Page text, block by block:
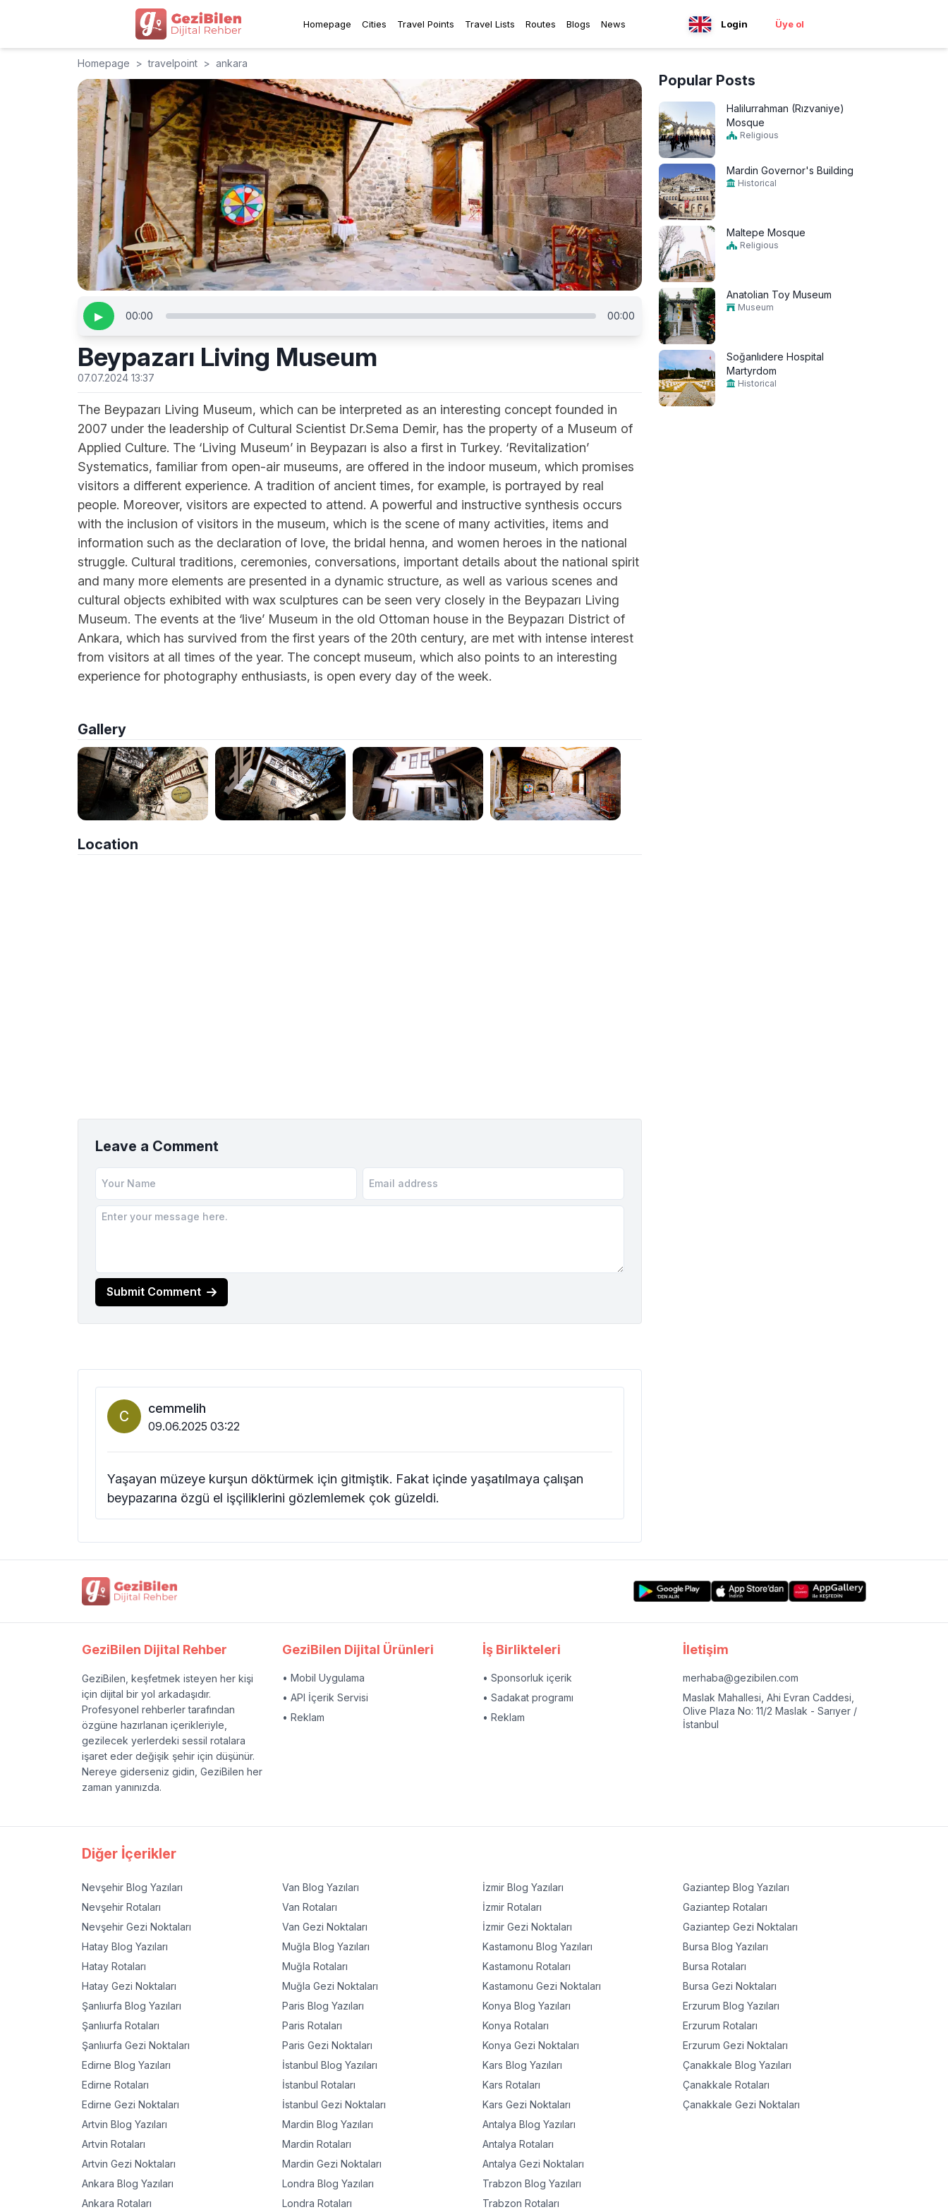
Homepage Cities Travel Points Travel Lists Routes Blogs News Login Üye ol
Homepage > travelpoint > ankara
▶ 00:00 00:00
Beypazarı Living Museum
07.07.2024 13:37
The Beypazarı Living Museum, which can be interpreted as an interesting concept founded in
2007 under the leadership of Cultural Scientist Dr.Sema Demir, has the property of a Museum of
Applied Culture. The ‘Living Museum’ in Beypazarı is also a first in Turkey. ‘Revitalization’
Systematics, familiar from open-air museums, are offered in the indoor museum, which promises
visitors a different experience. A tradition of ancient times, for example, is portrayed by real
people. Moreover, visitors are expected to attend. A powerful and instructive synthesis occurs
with the inclusion of visitors in the museum, which is the scene of many activities, items and
information such as the declaration of love, the bridal henna, and women heroes in the national
struggle. Cultural traditions, ceremonies, conversations, important details about the national spirit
and many more elements are presented in a dynamic structure, as well as various scenes and
cultural objects exhibited with wax sculptures can be seen very closely in the Beypazarı Living
Museum. The events at the ‘live’ Museum in the old Ottoman house in the Beypazarı District of
Ankara, which has survived from the first years of the 20th century, are met with intense interest
from visitors at all times of the year. The concept museum, which also points to an interesting
experience for photography enthusiasts, is open every day of the week.
Gallery
Location
Leave a Comment
Submit Comment
C cemmelih
09.06.2025 03:22
Yaşayan müzeye kurşun döktürmek için gitmiştik. Fakat içinde yaşatılmaya çalışan
beypazarına özgü el işçiliklerini gözlemlemek çok güzeldi.
Popular Posts
Halilurrahman (Rızvaniye)
Mosque
Religious
Mardin Governor's Building
Historical
Maltepe Mosque
Religious
Anatolian Toy Museum
Museum
Soğanlıdere Hospital
Martyrdom
Historical
GeziBilen Dijital Rehber
GeziBilen, keşfetmek isteyen her kişi
için dijital bir yol arkadaşıdır.
Profesyonel rehberler tarafından
özgüne hazırlanan içerikleriyle,
gezilecek yerlerdeki sessil rotalara
işaret eder değişik şehir için düşünür.
Nereye giderseniz gidin, GeziBilen her
zaman yanınızda.
GeziBilen Dijital Ürünleri
• Mobil Uygulama
• API İçerik Servisi
• Reklam
İş Birlikteleri
• Sponsorluk içerik
• Sadakat programı
• Reklam
İletişim
merhaba@gezibilen.com
Maslak Mahallesi, Ahi Evran Caddesi,
Olive Plaza No: 11/2 Maslak - Sarıyer /
İstanbul
Diğer İçerikler
Nevşehir Blog Yazıları
Nevşehir Rotaları
Nevşehir Gezi Noktaları
Hatay Blog Yazıları
Hatay Rotaları
Hatay Gezi Noktaları
Şanlıurfa Blog Yazıları
Şanlıurfa Rotaları
Şanlıurfa Gezi Noktaları
Edirne Blog Yazıları
Edirne Rotaları
Edirne Gezi Noktaları
Artvin Blog Yazıları
Artvin Rotaları
Artvin Gezi Noktaları
Ankara Blog Yazıları
Ankara Rotaları
Van Blog Yazıları
Van Rotaları
Van Gezi Noktaları
Muğla Blog Yazıları
Muğla Rotaları
Muğla Gezi Noktaları
Paris Blog Yazıları
Paris Rotaları
Paris Gezi Noktaları
İstanbul Blog Yazıları
İstanbul Rotaları
İstanbul Gezi Noktaları
Mardin Blog Yazıları
Mardin Rotaları
Mardin Gezi Noktaları
Londra Blog Yazıları
Londra Rotaları
İzmir Blog Yazıları
İzmir Rotaları
İzmir Gezi Noktaları
Kastamonu Blog Yazıları
Kastamonu Rotaları
Kastamonu Gezi Noktaları
Konya Blog Yazıları
Konya Rotaları
Konya Gezi Noktaları
Kars Blog Yazıları
Kars Rotaları
Kars Gezi Noktaları
Antalya Blog Yazıları
Antalya Rotaları
Antalya Gezi Noktaları
Trabzon Blog Yazıları
Trabzon Rotaları
Gaziantep Blog Yazıları
Gaziantep Rotaları
Gaziantep Gezi Noktaları
Bursa Blog Yazıları
Bursa Rotaları
Bursa Gezi Noktaları
Erzurum Blog Yazıları
Erzurum Rotaları
Erzurum Gezi Noktaları
Çanakkale Blog Yazıları
Çanakkale Rotaları
Çanakkale Gezi Noktaları